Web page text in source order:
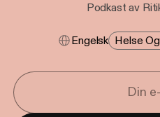
Podkast av
Engelsk Helse